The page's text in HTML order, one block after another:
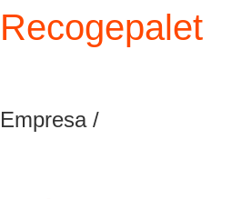
Recogepalet
Empresa /